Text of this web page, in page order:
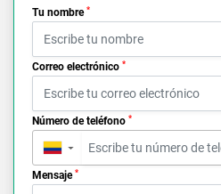
Tu nombre *
Correo electrónico *
Número de teléfono *
▼
Mensaje *